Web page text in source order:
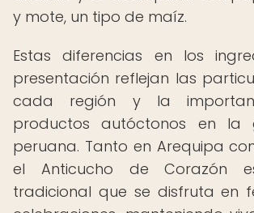
y mote, un tipo de maíz.
Estas diferencias en los
presentación reflejan las
cada región y la
productos autóctonos en la
peruana. Tanto en Arequipa
el Anticucho de Corazón
tradicional que se disfruta en